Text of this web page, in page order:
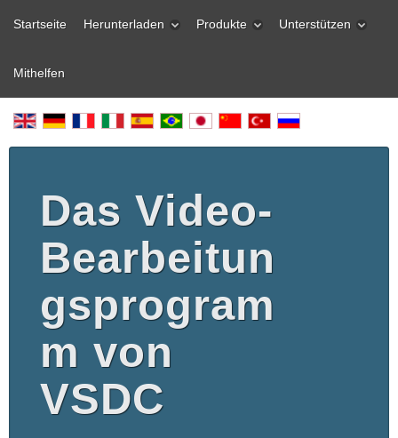
Startseite Herunterladen Produkte Unterstützen
Mithelfen
Das Video-
Bearbeitun
gsprogram
m von
VSDC